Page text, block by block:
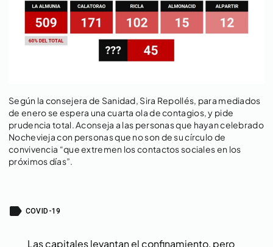
Según la consejera de Sanidad, Sira Repollés, para mediados
de enero se espera una cuarta ola de contagios, y pide
prudencia total. Aconseja a las personas que hayan celebrado
Nochevieja con personas que no son de su círculo de
convivencia “que extremen los contactos sociales en los
próximos días”.
label COVID-19
Las capitales levantan el confinamiento, pero